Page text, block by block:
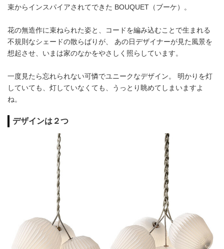
束からインスパイアされてできた BOUQUET（ブーケ）。
花の無造作に束ねられた姿と、コードを編み込むことで生まれる
不規則なシェードの散らばりが、 あの日デザイナーが見た風景を
想起させ、いまは家のなかをやさしく照らしています。
一度見たら忘れられない可憐でユニークなデザイン。 明かりを灯
していても、灯していなくても、うっとり眺めてしまいますよ
ね。
デザインは２つ